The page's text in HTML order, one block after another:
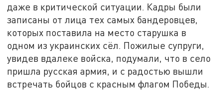
даже в критической ситуации. Кадры были
записаны от лица тех самых бандеровцев,
которых поставила на место старушка в
одном из украинских сёл. Пожилые супруги,
увидев вдалеке войска, подумали, что в село
пришла русская армия, и с радостью вышли
встречать бойцов с красным флагом Победы.